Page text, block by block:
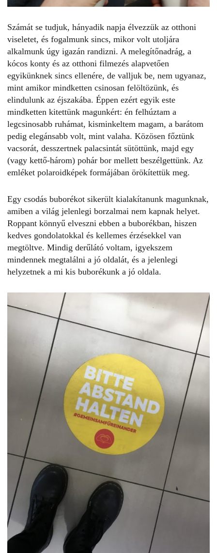
Számát se tudjuk, hányadik napja élvezzük az otthoni
viseletet, és fogalmunk sincs, mikor volt utoljára
alkalmunk úgy igazán randizni. A melegítőnadrág, a
kócos konty és az otthoni filmezés alapvetően
egyikünknek sincs ellenére, de valljuk be, nem ugyanaz,
mint amikor mindketten csinosan felöltözünk, és
elindulunk az éjszakába. Éppen ezért egyik este
mindketten kitettünk magunkért: én felhúztam a
legcsinosabb ruhámat, kisminkeltem magam, a barátom
pedig elegánsabb volt, mint valaha. Közösen főztünk
vacsorát, desszertnek palacsintát sütöttünk, majd egy
(vagy kettő-három) pohár bor mellett beszélgettünk. Az
emléket polaroidképek formájában örökítettük meg.
Egy csodás buborékot sikerült kialakítanunk magunknak,
amiben a világ jelenlegi borzalmai nem kapnak helyet.
Roppant könnyű elveszni ebben a buborékban, hiszen
kedves gondolatokkal és kellemes érzésekkel van
megtöltve. Mindig derűlátó voltam, igyekszem
mindennek megtalálni a jó oldalát, és a jelenlegi
helyzetnek a mi kis buborékunk a jó oldala.